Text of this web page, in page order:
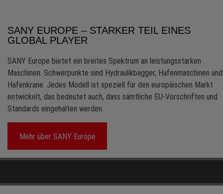
SANY EUROPE – STARKER TEIL EINES
GLOBAL PLAYER
SANY Europe bietet ein breites Spektrum an leistungsstarken
Maschinen. Schwerpunkte sind Hydraulikbagger, Hafenmaschinen und
Hafenkrane. Jedes Modell ist speziell für den europäischen Markt
entwickelt, das bedeutet auch, dass sämtliche EU-Vorschriften und
Standards eingehalten werden.
Mehr über SANY Europe